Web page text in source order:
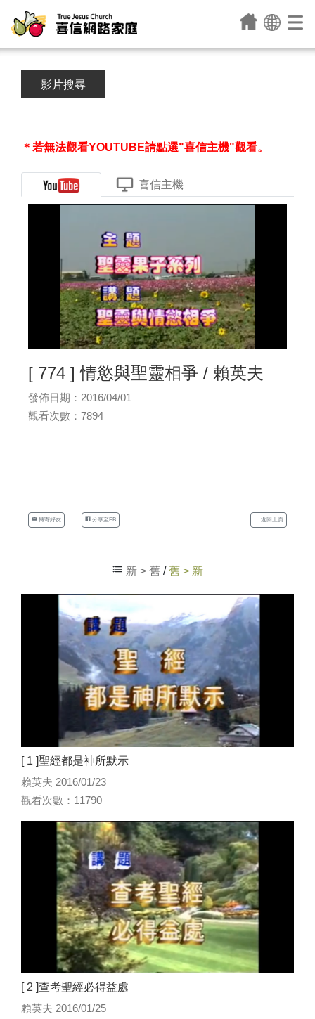
影片搜尋
＊若無法觀看YOUTUBE請點選"喜信主機"觀看。
喜信主機
[ 774 ] 情慾與聖靈相爭 / 賴英夫
發佈日期：2016/04/01
觀看次數：7894
轉寄好友 分享至FB 返回上頁
新 > 舊 /舊 > 新
[ 1 ]聖經都是神所默示
賴英夫 2016/01/23
觀看次數：11790
[ 2 ]查考聖經必得益處
賴英夫 2016/01/25